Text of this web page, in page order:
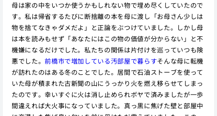
母は家の中をいつか使うかもしれない物で埋め尽くしていたので
す。私は帰省するたびに断捨離の本を母に渡し「お母さん少しは
物を捨てなきゃダメだよ」と正論をぶつけていました。しかし母
は本を読みもせず「あなたにはこの物の価値が分からない」と不
機嫌になるだけでした。私たちの関係は片付けを巡っていつも険
悪でした。前橋市で増加している汚部屋で暮らすそんな母に転機
が訪れたのはある冬のことでした。居間で石油ストーブを使って
いた母が積まれた古新聞の山にうっかり火を燃え移らせてしまっ
たのです。幸いすぐに火は消し止められボヤで済みましたが一歩
間違えれば大火事になっていました。真っ黒に焦げた壁と部屋中